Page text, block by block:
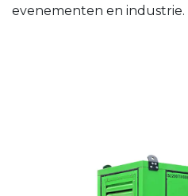
evenementen en industrie.